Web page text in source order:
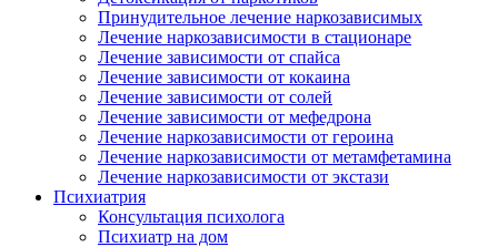
Принудительное лечение наркозависимых
Лечение наркозависимости в стационаре
Лечение зависимости от спайса
Лечение зависимости от кокаина
Лечение зависимости от солей
Лечение зависимости от мефедрона
Лечение наркозависимости от героина
Лечение наркозависимости от метамфетамина
Лечение наркозависимости от экстази
Психиатрия
Консультация психолога
Психиатр на дом